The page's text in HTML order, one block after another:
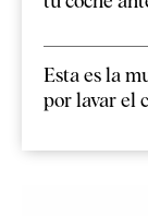
Esta es la
por lavar el